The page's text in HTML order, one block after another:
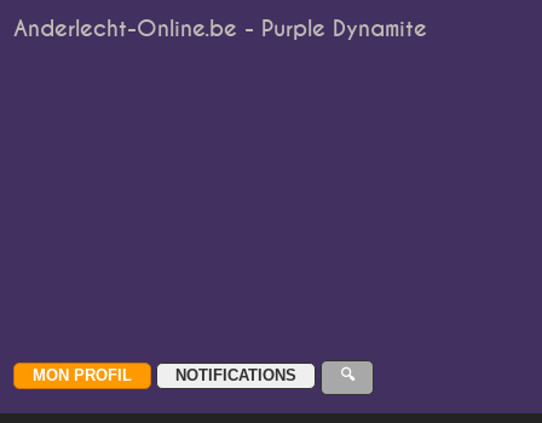
Anderlecht-Online.be - Purple Dynamite